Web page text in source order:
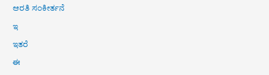
ಆರತಿ ಸಂಕೀರ್ತನೆ
ಇ
ಇತರೆ
ಈ